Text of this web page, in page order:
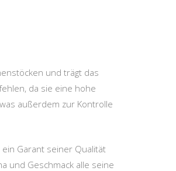
und trägt das
da sie eine hohe
außerdem zur Kontrolle
Garant seiner Qualität
und Geschmack alle seine